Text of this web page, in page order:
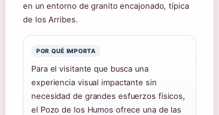
en un entorno de granito encajonado, típica
de los Arribes.
POR QUÉ IMPORTA
Para el visitante que busca una
experiencia visual impactante sin
necesidad de grandes esfuerzos físicos,
el Pozo de los Humos ofrece una de las